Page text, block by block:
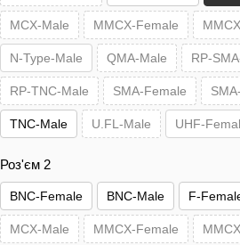
MCX-Male MMCX-Female
N-Type-Male QMA-Male RP-
RP-TNC-Male SMA-Female
TNC-Male U.FL-Male UHF-
Роз'єм 2
BNC-Female BNC-Male F-
MCX-Male MMCX-Female